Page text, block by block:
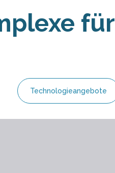
für
Technologieangebote